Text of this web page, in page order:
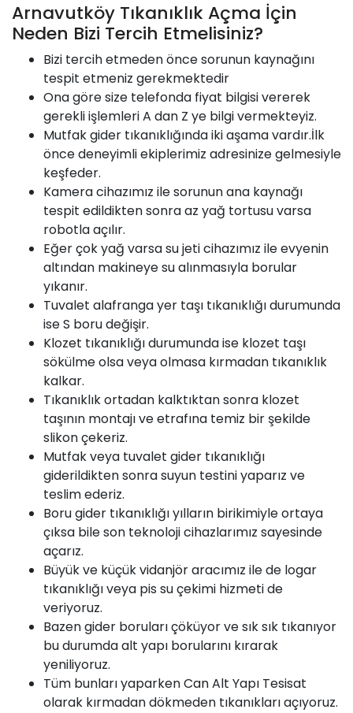
Arnavutköy Tıkanıklık Açma İçin
Neden Bizi Tercih Etmelisiniz?
Bizi tercih etmeden önce sorunun kaynağını
tespit etmeniz gerekmektedir
Ona göre size telefonda fiyat bilgisi vererek
gerekli işlemleri A dan Z ye bilgi vermekteyiz.
Mutfak gider tıkanıklığında iki aşama vardır.İlk
önce deneyimli ekiplerimiz adresinize gelmesiyle
keşfeder.
Kamera cihazımız ile sorunun ana kaynağı
tespit edildikten sonra az yağ tortusu varsa
robotla açılır.
Eğer çok yağ varsa su jeti cihazımız ile evyenin
altından makineye su alınmasıyla borular
yıkanır.
Tuvalet alafranga yer taşı tıkanıklığı durumunda
ise S boru değişir.
Klozet tıkanıklığı durumunda ise klozet taşı
sökülme olsa veya olmasa kırmadan tıkanıklık
kalkar.
Tıkanıklık ortadan kalktıktan sonra klozet
taşının montajı ve etrafına temiz bir şekilde
slikon çekeriz.
Mutfak veya tuvalet gider tıkanıklığı
giderildikten sonra suyun testini yaparız ve
teslim ederiz.
Boru gider tıkanıklığı yılların birikimiyle ortaya
çıksa bile son teknoloji cihazlarımız sayesinde
açarız.
Büyük ve küçükvidanjöraracımız ile de logar
tıkanıklığı veya pis su çekimi hizmeti de
veriyoruz.
Bazen gider boruları çöküyor ve sık sık tıkanıyor
bu durumda alt yapı borularını kırarak
yeniliyoruz.
Tüm bunları yaparkenCanAlt Yapı Tesisat
olarak kırmadan dökmeden tıkanıkları açıyoruz.